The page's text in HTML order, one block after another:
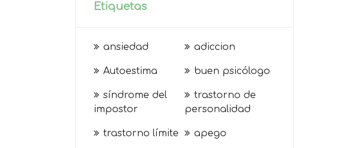
Etiquetas
ansiedad adiccion
Autoestima buen psicólogo
síndrome del
impostor
trastorno de
personalidad
trastorno límite apego